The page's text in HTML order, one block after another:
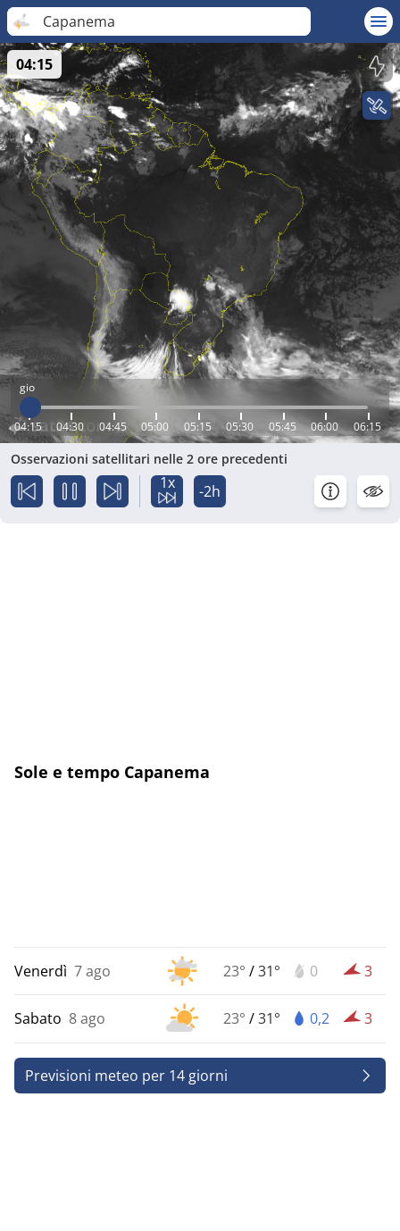
Capanema
gio
04:15 04:30 04:45 05:00 05:15 05:30 05:45 06:00 06:15
04:15
Osservazioni satellitari nelle 2 ore precedenti
1x -2h
Sole e tempo Capanema
Venerdì 7 ago 23° /31° 0 3
Sabato 8 ago 23° /31° 0,2 3
Previsioni meteo per 14 giorni